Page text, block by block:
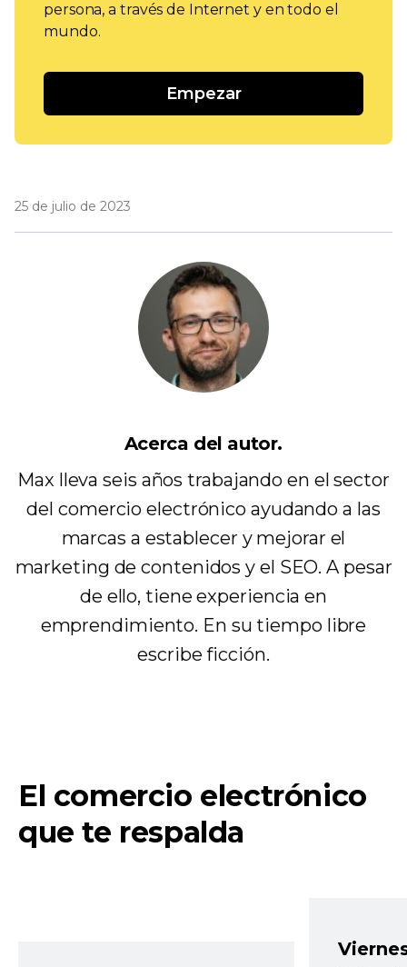
persona, a través de Internet y en todo el
mundo.
Empezar
25 de julio de 2023
Acerca del autor.
Max lleva seis años trabajando en el sector
del comercio electrónico ayudando a las
marcas a establecer y mejorar el
marketing de contenidos y el SEO. A pesar
de ello, tiene experiencia en
emprendimiento. En su tiempo libre
escribe ficción.
El comercio electrónico
que te respalda